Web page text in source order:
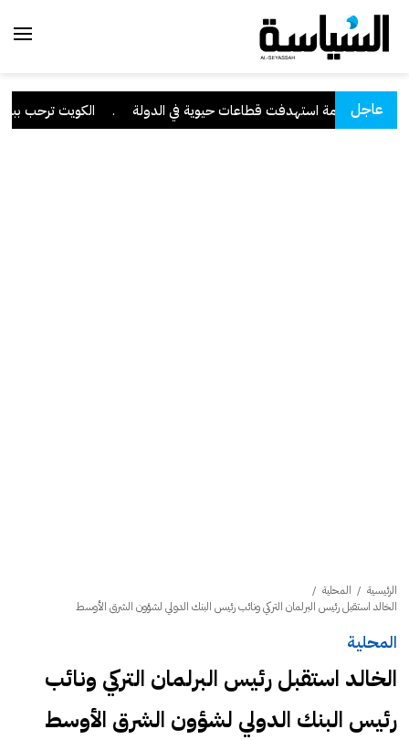
عاجلمتقدمة استهدفت قطاعات حيوية في الدولة الكويت ترحب
الرئيسية / المحلية /
الخالد استقبل رئيس البرلمان التركي ونائب رئيس البنك الدولي لشؤون الشرق الأوسط
المحلية
الخالد استقبل رئيس البرلمان التركي ونائب
رئيس البنك الدولي لشؤون الشرق الأوسط